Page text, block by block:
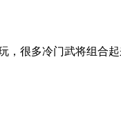
很多冷门武将组合